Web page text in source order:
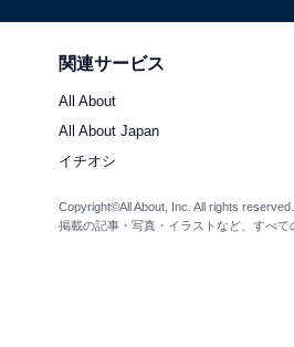
関連サービス
All About
All About Japan
イチオシ
Copyright©All About, Inc. All rights reserved.
掲載の記事・写真・イラストなど、すべて